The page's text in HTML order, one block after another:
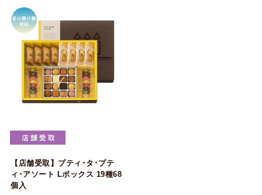
【店舗受取】プティ･タ･プテ
ィ･アソート Lボックス 19種68
個入